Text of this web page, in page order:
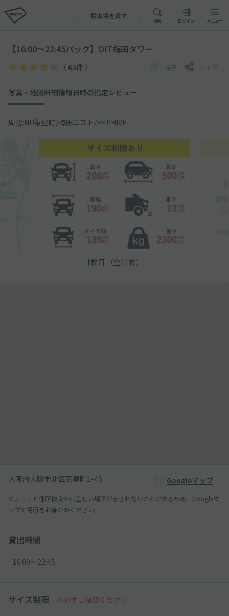
駐車場を貸す
検索 ログイン メニュー
【16:00～22:45パック】OIT梅田タワー
（ 65件 ） 保存 シェア
写真・地図詳細情報日時の指定 レビュー
周辺:NU茶屋町/梅田エスト/HEPHIVE
1 枚目 （全11 枚）
大阪府大阪市北区茶屋町1-45 Googleマップ
※カーナビ住所検索では正しい場所が示されないことがあるため、Googleマ
ップで場所をお確かめください。
貸出時間
16:00〜22:45
サイズ制限 ※必ずご確認ください